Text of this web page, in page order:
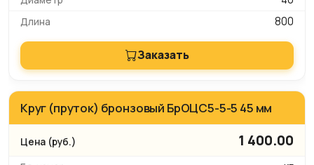
800
Заказать
Круг (пруток) бронзовый БрОЦС5-5-5 45 мм
1 400.00